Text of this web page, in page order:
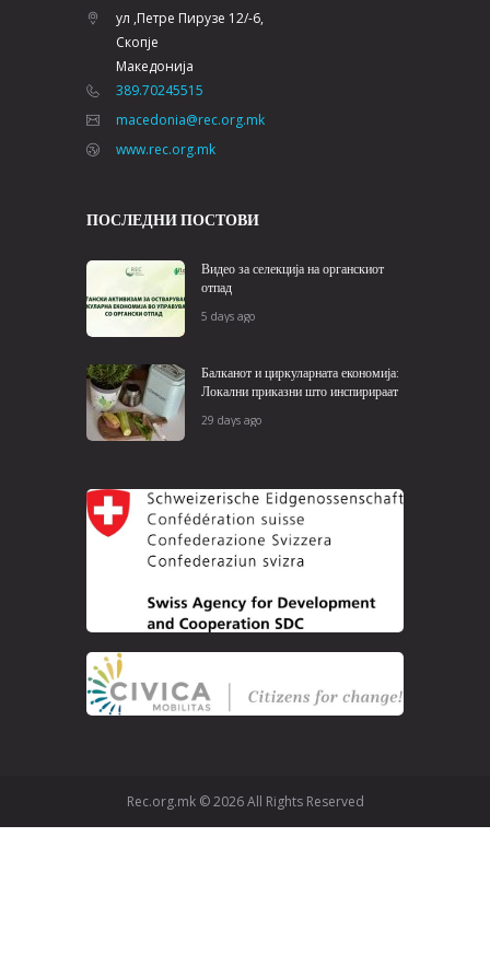
ул ,Петре Пирузе 12/-6,
Скопје
Македонија
389.70245515
macedonia@rec.org.mk
www.rec.org.mk
ПОСЛЕДНИ ПОСТОВИ
Видео за селекција на органскиот
отпад
5 days ago
Балканот и циркуларната економија:
Локални приказни што инспирираат
29 days ago
Rec.org.mk © 2026 All Rights Reserved